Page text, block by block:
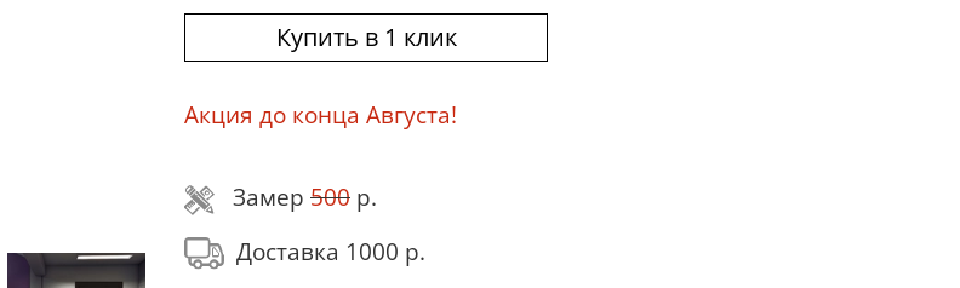
Купить в 1 клик
Акция до конца Августа!
Замер 500 р.
Доставка 1000 р.